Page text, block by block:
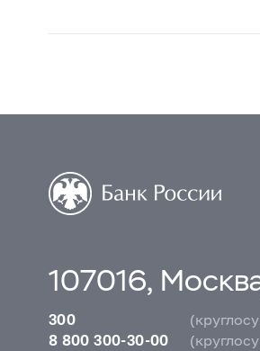
107016,
300
8 800 300-30-00